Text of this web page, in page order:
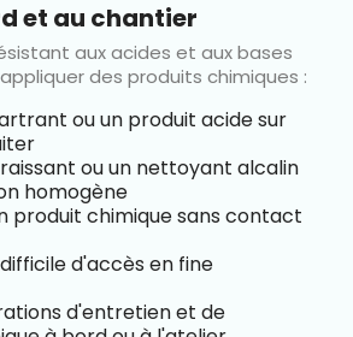
et au chantier
aux acides et aux bases
des produits chimiques :
ou un produit acide sur
ou un nettoyant alcalin
homogène
produit chimique sans contact
d'accès en fine
d'entretien et de